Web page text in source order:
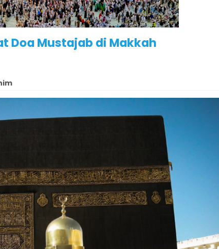
Doa Mustajab di Makkah
Umroh Reguler 9 Hari
Umroh Reguler 9 Hari
Rp 31.500.000
Penerbangan